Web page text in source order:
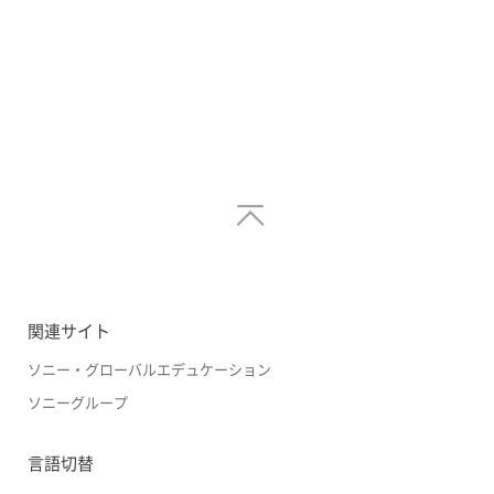
関連サイト
ソニー・グローバルエデュケーション
ソニーグループ
言語切替